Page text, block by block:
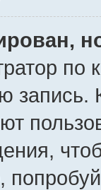
по
запись.